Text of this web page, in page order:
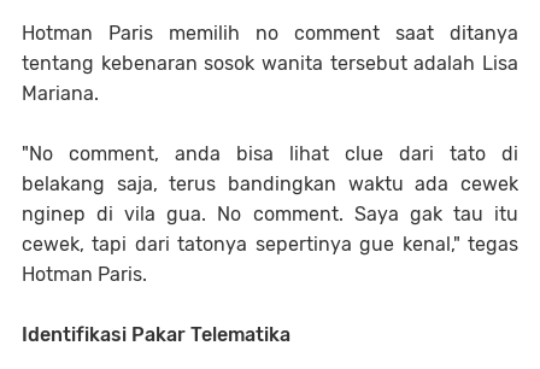
Hotman Paris memilih no comment saat ditanya
tentang kebenaran sosok wanita tersebut adalah Lisa
Mariana.
"No comment, anda bisa lihat clue dari tato di
belakang saja, terus bandingkan waktu ada cewek
nginep di vila gua. No comment. Saya gak tau itu
cewek, tapi dari tatonya sepertinya gue kenal," tegas
Hotman Paris.
Identifikasi Pakar Telematika